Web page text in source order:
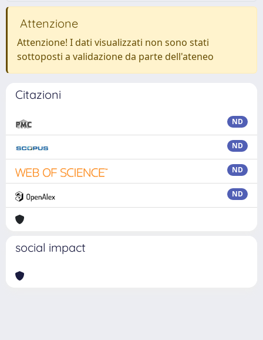
Attenzione
Attenzione! I dati visualizzati non sono stati
sottoposti a validazione da parte dell'ateneo
Citazioni
ND
ND
ND
ND
social impact